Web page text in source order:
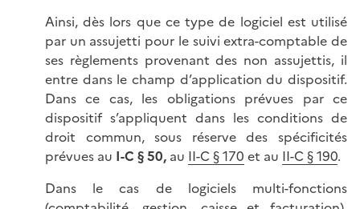
Ainsi, dès lors que ce type de logiciel est utilisé
par un assujetti pour le suivi extra-comptable de
ses règlements provenant des non assujettis, il
entre dans le champ d’application du dispositif.
Dans ce cas, les obligations prévues par ce
dispositif s’appliquent dans les conditions de
droit commun, sous réserve des spécificités
prévues au I-C § 50, au II-C § 170 et au II-C § 190.
Dans le cas de logiciels multi-fonctions